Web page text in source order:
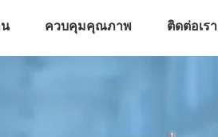
น ควบคุมคุณภาพ ติดต่อเรา